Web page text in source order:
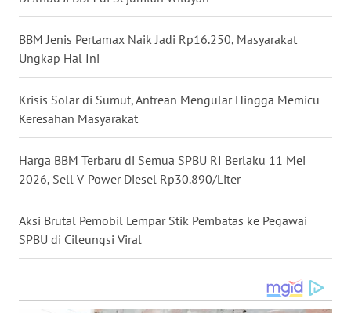
BBM Jenis Pertamax Naik Jadi Rp16.250, Masyarakat
Ungkap Hal Ini
Krisis Solar di Sumut, Antrean Mengular Hingga Memicu
Keresahan Masyarakat
Harga BBM Terbaru di Semua SPBU RI Berlaku 11 Mei
2026, Sell V-Power Diesel Rp30.890/Liter
Aksi Brutal Pemobil Lempar Stik Pembatas ke Pegawai
SPBU di Cileungsi Viral
KALSEL
WN
KALTIM
WN
SULSEL
WN
WN